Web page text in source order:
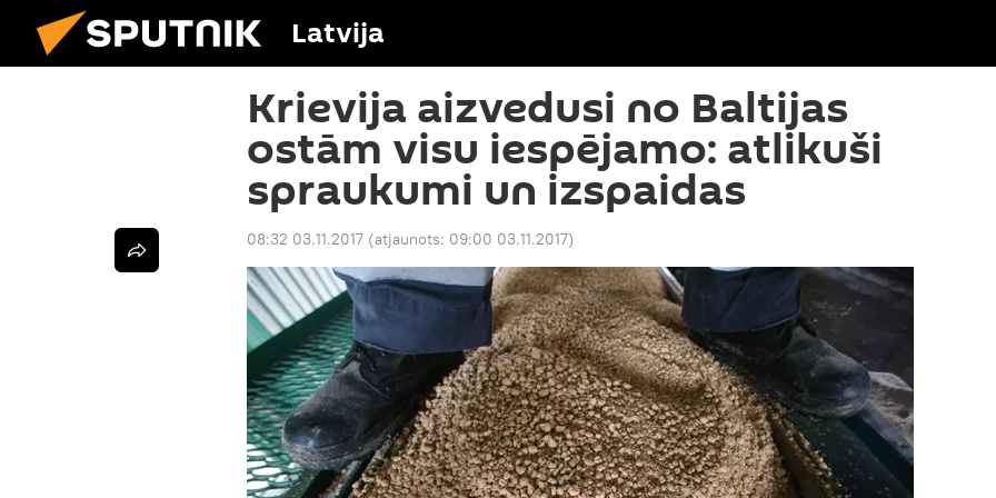
Latvija
Krievija aizvedusi no Baltijas
ostām visu iespējamo: atlikuši
spraukumi un izspaidas
08:32 03.11.2017 (atjaunots: 09:00 03.11.2017)